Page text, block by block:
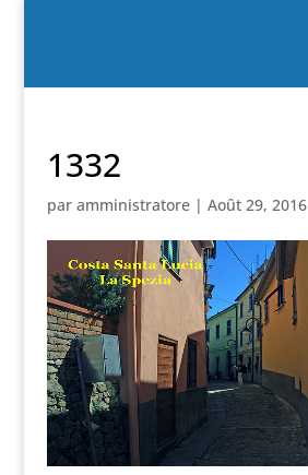
1332
par amministratore| Août 29, 2016